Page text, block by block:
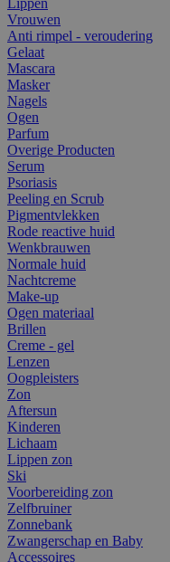
Vrouwen
Anti rimpel - veroudering
Gelaat
Mascara
Masker
Nagels
Ogen
Parfum
Overige Producten
Serum
Psoriasis
Peeling en Scrub
Pigmentvlekken
Rode reactive huid
Wenkbrauwen
Normale huid
Nachtcreme
Make-up
Ogen materiaal
Brillen
Creme - gel
Lenzen
Oogpleisters
Zon
Aftersun
Kinderen
Lichaam
Lippen zon
Ski
Voorbereiding zon
Zelfbruiner
Zonnebank
Zwangerschap en Baby
Accessoires